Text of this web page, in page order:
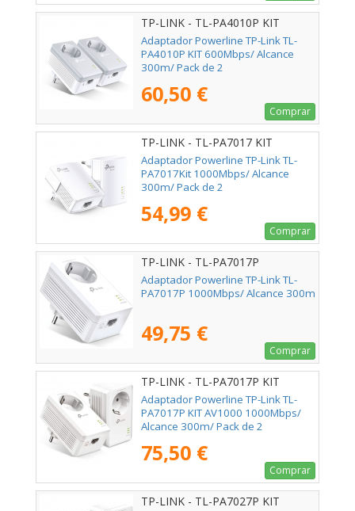
TP-LINK - TL-PA4010P KIT
Adaptador Powerline TP-Link TL-
PA4010P KIT 600Mbps/ Alcance
300m/ Pack de 2
60,50 €
Comprar
TP-LINK - TL-PA7017 KIT
Adaptador Powerline TP-Link TL-
PA7017Kit 1000Mbps/ Alcance
300m/ Pack de 2
54,99 €
Comprar
TP-LINK - TL-PA7017P
Adaptador Powerline TP-Link TL-
PA7017P 1000Mbps/ Alcance 300m
49,75 €
Comprar
TP-LINK - TL-PA7017P KIT
Adaptador Powerline TP-Link TL-
PA7017P KIT AV1000 1000Mbps/
Alcance 300m/ Pack de 2
75,50 €
Comprar
TP-LINK - TL-PA7027P KIT